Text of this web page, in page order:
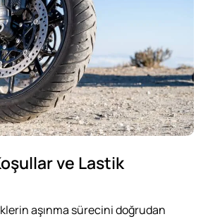
ve Lastik
aşınma sürecini doğrudan